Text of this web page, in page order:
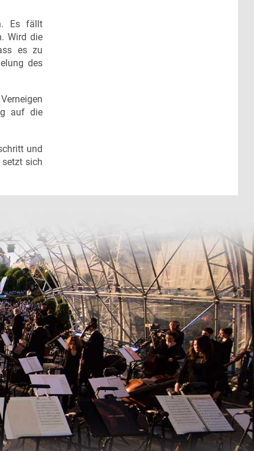
Es fällt
Wird die
es zu
des
auf die
und
sich